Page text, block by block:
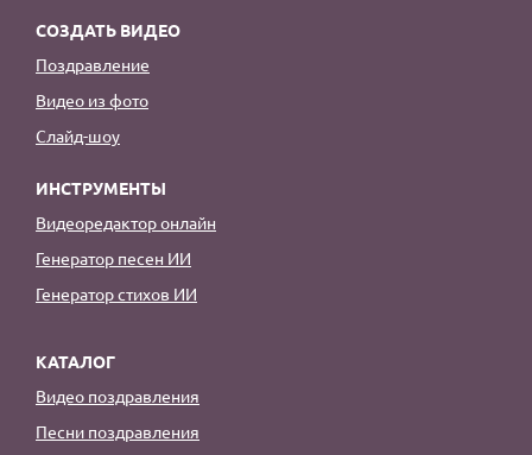
СОЗДАТЬ ВИДЕО
Поздравление
Видео из фото
Слайд-шоу
ИНСТРУМЕНТЫ
Видеоредактор онлайн
Генератор песен ИИ
Генератор стихов ИИ
КАТАЛОГ
Видео поздравления
Песни поздравления